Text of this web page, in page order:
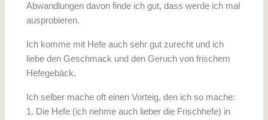
Abwandlungen davon finde ich gut, dass werde ich mal
ausprobieren.
Ich komme mit Hefe auch sehr gut zurecht und ich
liebe den Geschmack und den Geruch von frischem
Hefegebäck.
Ich selber mache oft einen Vorteig, den ich so mache:
1. Die Hefe (ich nehme auch lieber die Frischhefe) in